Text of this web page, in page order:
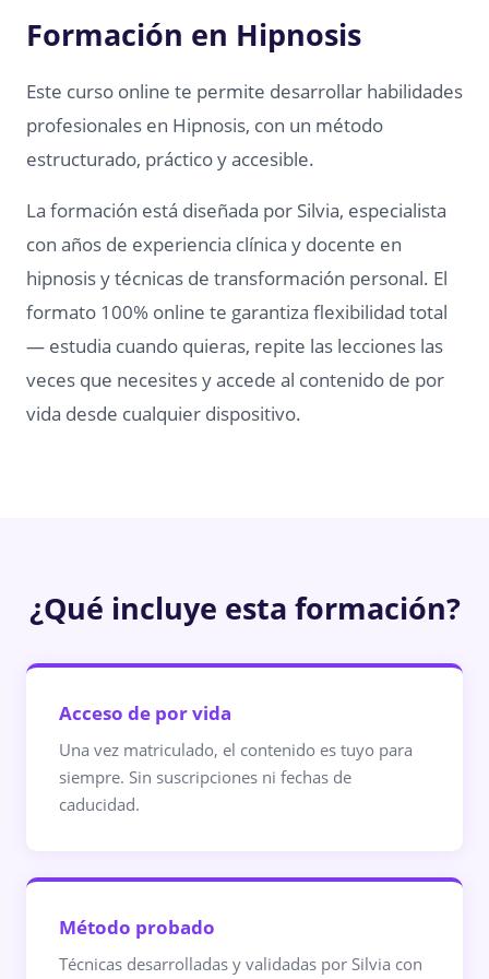
Formación en Hipnosis
Este curso online te permite desarrollar habilidades
profesionales en Hipnosis, con un método
estructurado, práctico y accesible.
La formación está diseñada por Silvia, especialista
con años de experiencia clínica y docente en
hipnosis y técnicas de transformación personal. El
formato 100% online te garantiza flexibilidad total
— estudia cuando quieras, repite las lecciones las
veces que necesites y accede al contenido de por
vida desde cualquier dispositivo.
¿Qué incluye esta formación?
Acceso de por vida
Una vez matriculado, el contenido es tuyo para
siempre. Sin suscripciones ni fechas de
caducidad.
Método probado
Técnicas desarrolladas y validadas por Silvia con